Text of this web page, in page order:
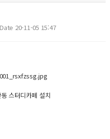
Date 20-11-05 15:47
스터디카페 설치